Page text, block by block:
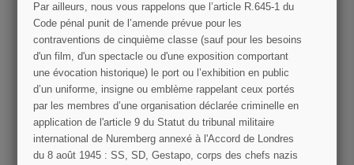
Sangle pour musette M-
1936
9,00 €
VOIR LE DÉTAIL
AJOUTER AU PANIER
Insigne Forces Françaises
de l'Intérieur
9,90 €
VOIR LE DÉTAIL
AJOUTER AU PANIER
Par ailleurs, nous vous rappelons que l’article R.645­-1 du
Code pénal punit de l’amende prévue pour les
contraventions de cinquième classe (sauf pour les besoins
d'un film, d'un spectacle ou d'une exposition comportant
une évocation historique) le port ou l’exhibition en public
d’un uniforme, insigne ou emblème rappelant ceux portés
par les membres d’une organisation déclarée criminelle en
application de l'article 9 du Statut du tribunal militaire
international de Nuremberg annexé à l'Accord de Londres
du 8 août 1945 : SS, SD, Gestapo, corps des chefs nazis